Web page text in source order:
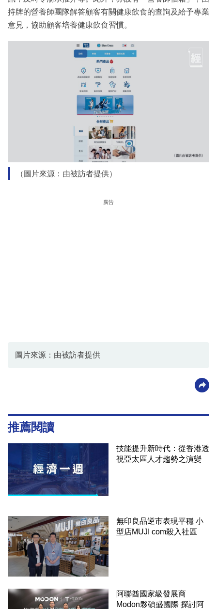
持牌的營養師團隊解答顧客有關健康飲食的查詢及給予專業
意見，協助顧客培養健康飲食習慣。
（圖片來源：由被訪者提供）
廣告
圖片來源：由被訪者提供
推薦閱讀
技能提升新時代：從香港透
視亞太區人才趨勢之演變
無印良品逆市表現平穩 小
型店MUJI com殺入社區
阿聯酋國家級發展商
Modon夥碩盛國際 探討阿